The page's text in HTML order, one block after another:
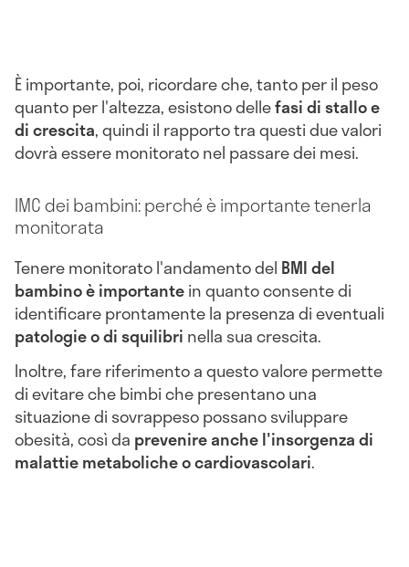
È importante, poi, ricordare che, tanto per il peso
quanto per l'altezza, esistono dellefasi di stallo e
di crescita, quindi il rapporto tra questi due valori
dovrà essere monitorato nel passare dei mesi.
IMC dei bambini: perché è importante tenerla
monitorata
Tenere monitorato l'andamento del BMI del
bambino è importantein quanto consente di
identificare prontamente la presenza di eventuali
patologie o di squilibri nella sua crescita.
Inoltre, fare riferimento a questo valore permette
di evitare che bimbi che presentano una
situazione di sovrappeso possano sviluppare
obesità, così da prevenire anche l'insorgenza di
malattie metaboliche o cardiovascolari.